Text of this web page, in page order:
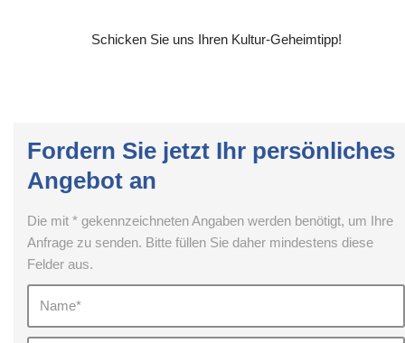
Schicken Sie uns Ihren Kultur-Geheimtipp!
Fordern Sie jetzt Ihr persönliches
Angebot an
Die mit * gekennzeichneten Angaben werden benötigt, um Ihre
Anfrage zu senden. Bitte füllen Sie daher mindestens diese
Felder aus.